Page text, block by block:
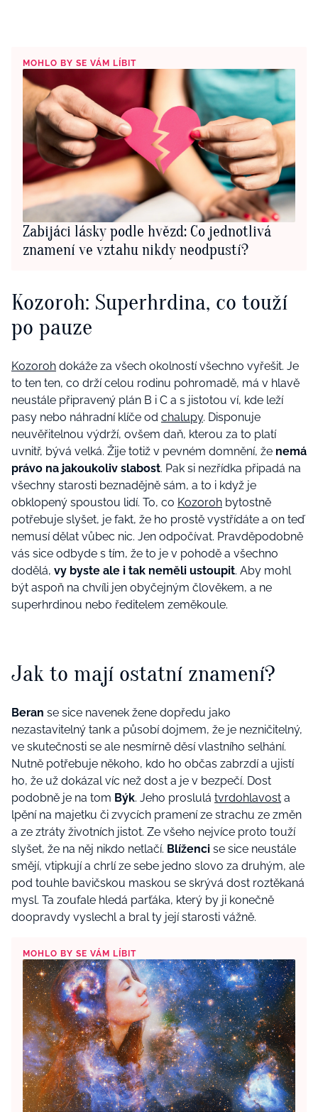
MOHLO BY SE VÁM LÍBIT
Zabijáci lásky podle hvězd: Co jednotlivá
znamení ve vztahu nikdy neodpustí?
Kozoroh: Superhrdina, co touží
po pauze
Kozoroh dokáže za všech okolností všechno vyřešit. Je
to ten ten, co drží celou rodinu pohromadě, má v hlavě
neustále připravený plán B i C a s jistotou ví, kde leží
pasy nebo náhradní klíče od chalupy. Disponuje
neuvěřitelnou výdrží, ovšem daň, kterou za to platí
uvnitř, bývá velká. Žije totiž v pevném domnění, že nemá
právo na jakoukoliv slabost. Pak si nezřídka připadá na
všechny starosti beznadějně sám, a to i když je
obklopený spoustou lidí. To, co Kozoroh bytostně
potřebuje slyšet, je fakt, že ho prostě vystřídáte a on teď
nemusí dělat vůbec nic. Jen odpočívat. Pravděpodobně
vás sice odbyde s tím, že to je v pohodě a všechno
dodělá, vy byste ale i tak neměli ustoupit. Aby mohl
být aspoň na chvíli jen obyčejným člověkem, a ne
superhrdinou nebo ředitelem zeměkoule.
Jak to mají ostatní znamení?
Beran se sice navenek žene dopředu jako
nezastavitelný tank a působí dojmem, že je nezničitelný,
ve skutečnosti se ale nesmírně děsí vlastního selhání.
Nutně potřebuje někoho, kdo ho občas zabrzdí a ujistí
ho, že už dokázal víc než dost a je v bezpečí. Dost
podobně je na tom Býk. Jeho proslulá tvrdohlavost a
lpění na majetku či zvycích pramení ze strachu ze změn
a ze ztráty životních jistot. Ze všeho nejvíce proto touží
slyšet, že na něj nikdo netlačí. Blíženci se sice neustále
smějí, vtipkují a chrlí ze sebe jedno slovo za druhým, ale
pod touhle bavičskou maskou se skrývá dost roztěkaná
mysl. Ta zoufale hledá parťáka, který by ji konečně
doopravdy vyslechl a bral ty její starosti vážně.
MOHLO BY SE VÁM LÍBIT